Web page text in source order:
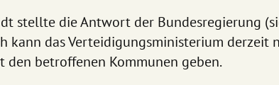
stellte die Antwort der Bundesregierung
kann das Verteidigungsministerium
den betroffenen Kommunen geben.